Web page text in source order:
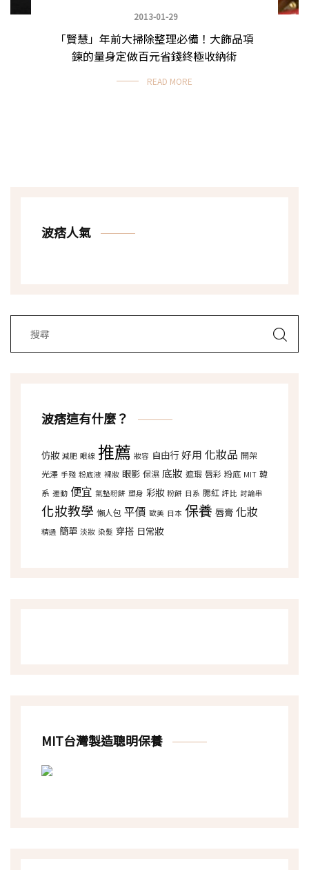
2013-01-29
「賢慧」年前大掃除整理必備！大飾品項
鍊的量身定做百元省錢終極收納術
READ MORE
波痞人氣
波痞這有什麼？
仿妝 減肥 眼線 推薦 妝容 自由行 好用 化妝品 開架
光澤 手殘 粉底液 裸妝 眼影 保濕 底妝 遮瑕 唇彩 粉底 MIT 韓
系 運動 便宜 氣墊粉餅 塑身 彩妝 粉餅 日系 腮紅 評比 討論串
化妝教學 懶人包 平價 歐美 日本 保養 唇膏 化妝
精選 簡單 淡妝 染髮 穿搭 日常妝
MIT台灣製造聰明保養